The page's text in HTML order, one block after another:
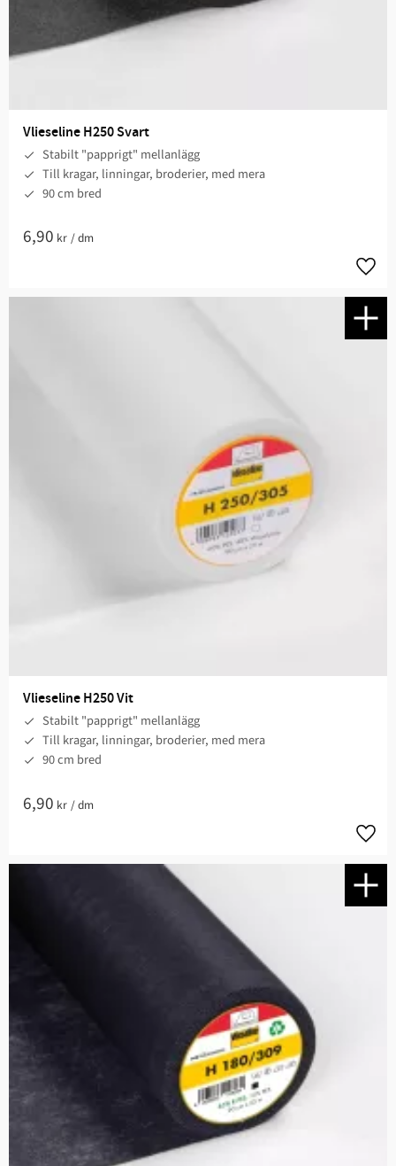
Vlieseline H250 Svart
Stabilt "papprigt" mellanlägg
Till kragar, linningar, broderier, med mera ​
90 cm bred
6,90 kr /dm
Vlieseline H250 Vit
Stabilt "papprigt" mellanlägg
Till kragar, linningar, broderier, med mera ​
90 cm bred
6,90 kr /dm